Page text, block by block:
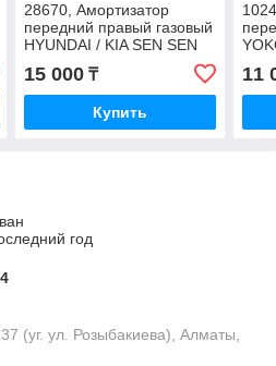
28670, Амортизатор
передний правый газовый
HYUNDAI / KIA SEN SEN
(Тайвань) 54661-2F000
15 000₸
Купить
11
год
(уг. ул. Розыбакиева), Алматы,